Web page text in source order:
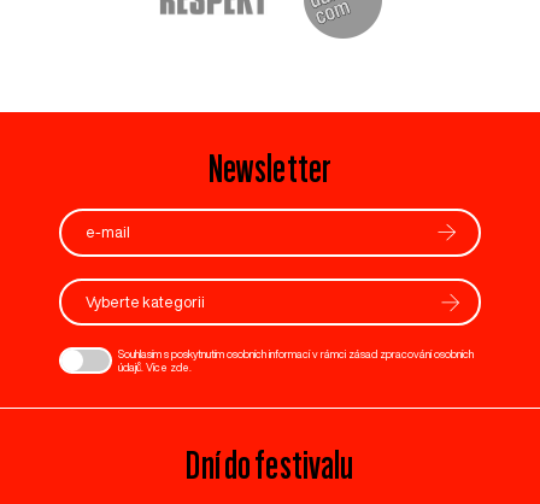
Newsletter
Vyberte kategorii
Souhlasím s poskytnutím osobních informací v rámci zásad zpracování osobních
údajů. Více zde
Dní do festivalu